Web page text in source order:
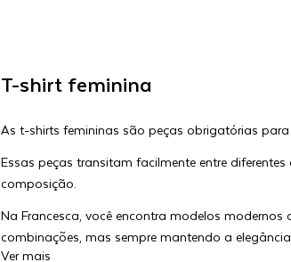
T-shirt feminina
As t-shirts femininas são peças obrigatórias
Essas peças transitam facilmente entre
composição.
Na Francesca, você encontra modelos
combinações, mas sempre mantendo a
Ver mais